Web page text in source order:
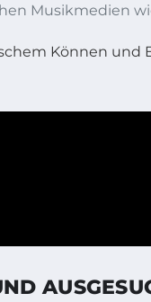
Musikmedien
Können